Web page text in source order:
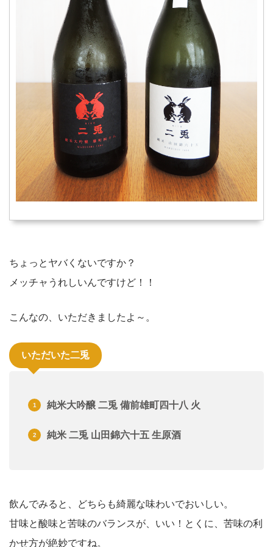
ちょっとヤバくないですか？
メッチャうれしいんですけど！！
こんなの、いただきましたよ～。
いただいた二兎
純米大吟醸 二兎 備前雄町四十八 火
純米 二兎 山田錦六十五 生原酒
飲んでみると、どちらも綺麗な味わいでおいしい。
甘味と酸味と苦味のバランスが、いい！とくに、苦味の利
かせ方が絶妙ですね。